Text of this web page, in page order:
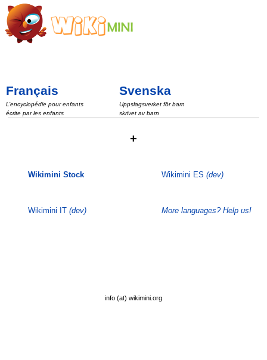
Français
L’encyclopédie pour enfants
écrite par les enfants
Svenska
Uppslagsverket för barn
skrivet av barn
+
Wikimini Stock Wikimini ES (dev)
Wikimini IT (dev) More languages? Help us!
info (at) wikimini.org